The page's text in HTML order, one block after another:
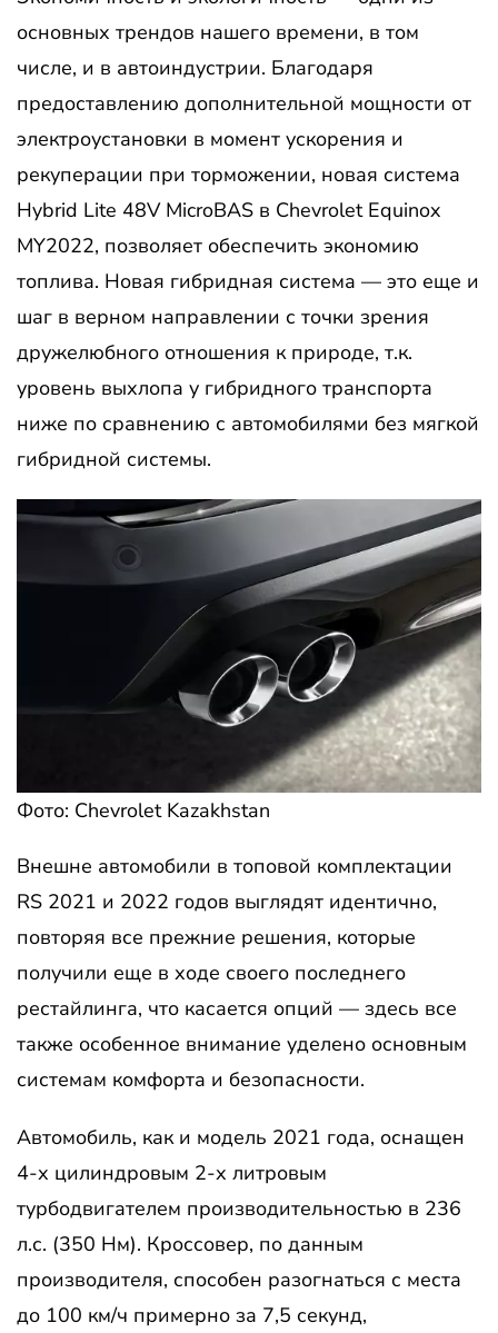
основных трендов нашего времени, в том
числе, и в автоиндустрии. Благодаря
предоставлению дополнительной мощности от
электроустановки в момент ускорения и
рекуперации при торможении, новая система
Hybrid Lite 48V MicroBAS в Chevrolet Equinox
MY2022, позволяет обеспечить экономию
топлива. Новая гибридная система — это еще и
шаг в верном направлении с точки зрения
дружелюбного отношения к природе, т.к.
уровень выхлопа у гибридного транспорта
ниже по сравнению с автомобилями без мягкой
гибридной системы.
Фото: Chevrolet Kazakhstan
Внешне автомобили в топовой комплектации
RS 2021 и 2022 годов выглядят идентично,
повторяя все прежние решения, которые
получили еще в ходе своего последнего
рестайлинга, что касается опций — здесь все
также особенное внимание уделено основным
системам комфорта и безопасности.
Автомобиль, как и модель 2021 года, оснащен
4-х цилиндровым 2-х литровым
турбодвигателем производительностью в 236
л.с. (350 Нм). Кроссовер, по данным
производителя, способен разогнаться с места
до 100 км/ч примерно за 7,5 секунд,